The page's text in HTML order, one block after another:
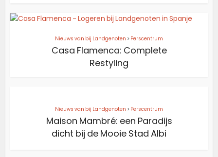
Nieuws van bij Landgenoten > Perscentrum
Casa Flamenca: Complete
Restyling
Nieuws van bij Landgenoten > Perscentrum
Maison Mambré: een Paradijs
dicht bij de Mooie Stad Albi